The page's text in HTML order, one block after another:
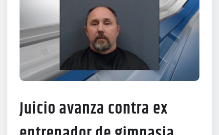
Juicio avanza contra ex